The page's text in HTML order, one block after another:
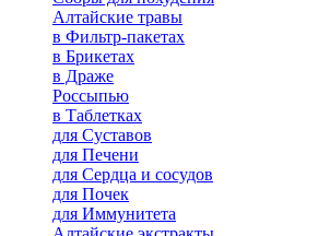
Алтайские травы
в Фильтр-пакетах
в Брикетах
в Драже
Россыпью
в Таблетках
для Cуставов
для Печени
для Сердца и сосудов
для Почек
для Иммунитета